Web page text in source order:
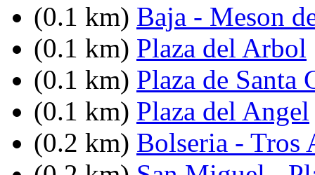
(0.1 km) Baja - Meson
(0.1 km) Plaza del Arbol
(0.1 km) Plaza de Santa
(0.1 km) Plaza del Angel
(0.2 km) Bolseria - Tros